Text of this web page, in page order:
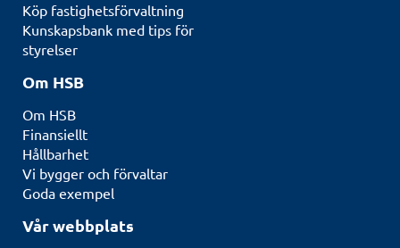
Köp fastighetsförvaltning
Kunskapsbank med tips för
styrelser
Om HSB
Om HSB
Finansiellt
Hållbarhet
Vi bygger och förvaltar
Goda exempel
Vår webbplats